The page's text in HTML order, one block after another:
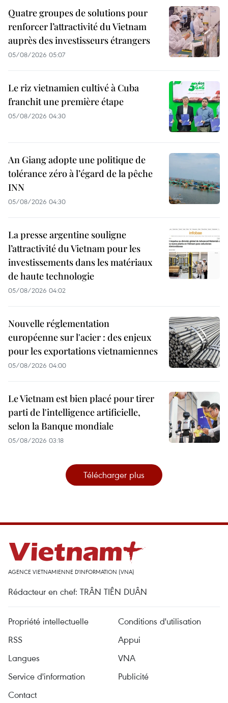
Quatre groupes de solutions pour
renforcer l’attractivité du Vietnam
auprès des investisseurs étrangers
05/08/2026 05:07
Le riz vietnamien cultivé à Cuba
franchit une première étape
05/08/2026 04:30
An Giang adopte une politique de
tolérance zéro à l’égard de la pêche
INN
05/08/2026 04:30
La presse argentine souligne
l’attractivité du Vietnam pour les
investissements dans les matériaux
de haute technologie
05/08/2026 04:02
Nouvelle réglementation
européenne sur l'acier : des enjeux
pour les exportations vietnamiennes
05/08/2026 04:00
Le Vietnam est bien placé pour tirer
parti de l'intelligence artificielle,
selon la Banque mondiale
05/08/2026 03:18
Télécharger plus
AGENCE VIETNAMIENNE D'INFORMATION (VNA)
Rédacteur en chef: TRÂN TIÊN DUÂN
Propriété intellectuelle
Conditions d'utilisation
RSS
Appui
Langues
VNA
Service d'information
Publicité
Contact